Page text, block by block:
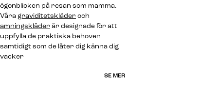
ögonblicken på resan som mamma.
Våra graviditetskläder och
amningskläder är designade för att
uppfylla de praktiska behoven
samtidigt som de låter dig känna dig
vacker
SE MER